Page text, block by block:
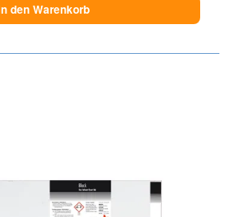
den Warenkorb